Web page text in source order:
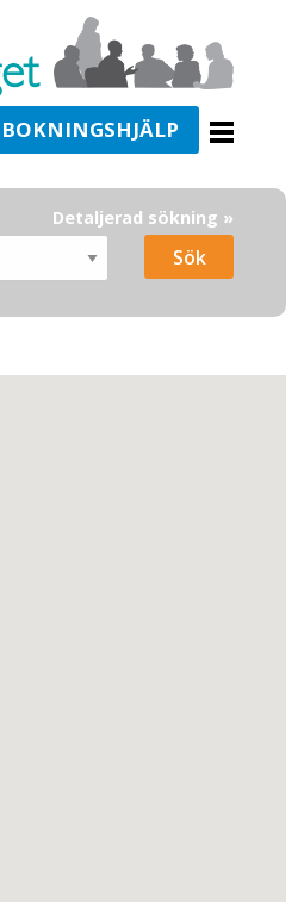
Detaljerad sökning »